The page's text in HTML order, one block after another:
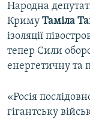
Народна
Криму Таміла
ізоляції
тепер Сили
енергетичну та
«Росія
гігантську